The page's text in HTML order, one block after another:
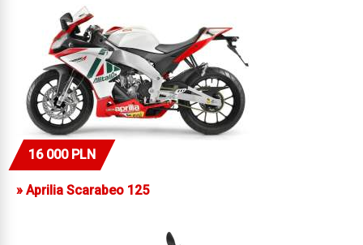
16 000 PLN
» Aprilia Scarabeo 125